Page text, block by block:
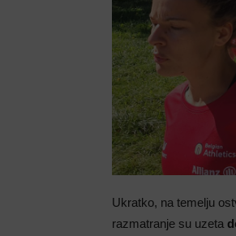
Ukratko, na temelju
razmatranje su uzeta